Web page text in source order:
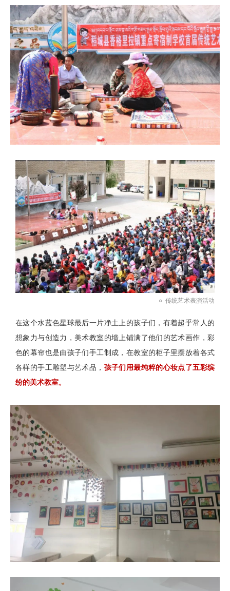
○ 传统艺术表演活动
在这个水蓝色星球最后一片净土上的孩子们，有着超乎常人的
想象力与创造力，美术教室的墙上铺满了他们的艺术画作，彩
色的幕帘也是由孩子们手工制成，在教室的柜子里摆放着各式
各样的手工雕塑与艺术品， 孩子们用最纯粹的心妆点了五彩缤
纷的美术教室。